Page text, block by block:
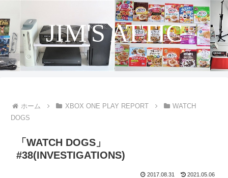
JIM'S ATTIC
ホーム XBOX ONE PLAY REPORT
WATCH
DOGS
「WATCH DOGS」
#38(INVESTIGATIONS)
2017.08.31 2021.05.06